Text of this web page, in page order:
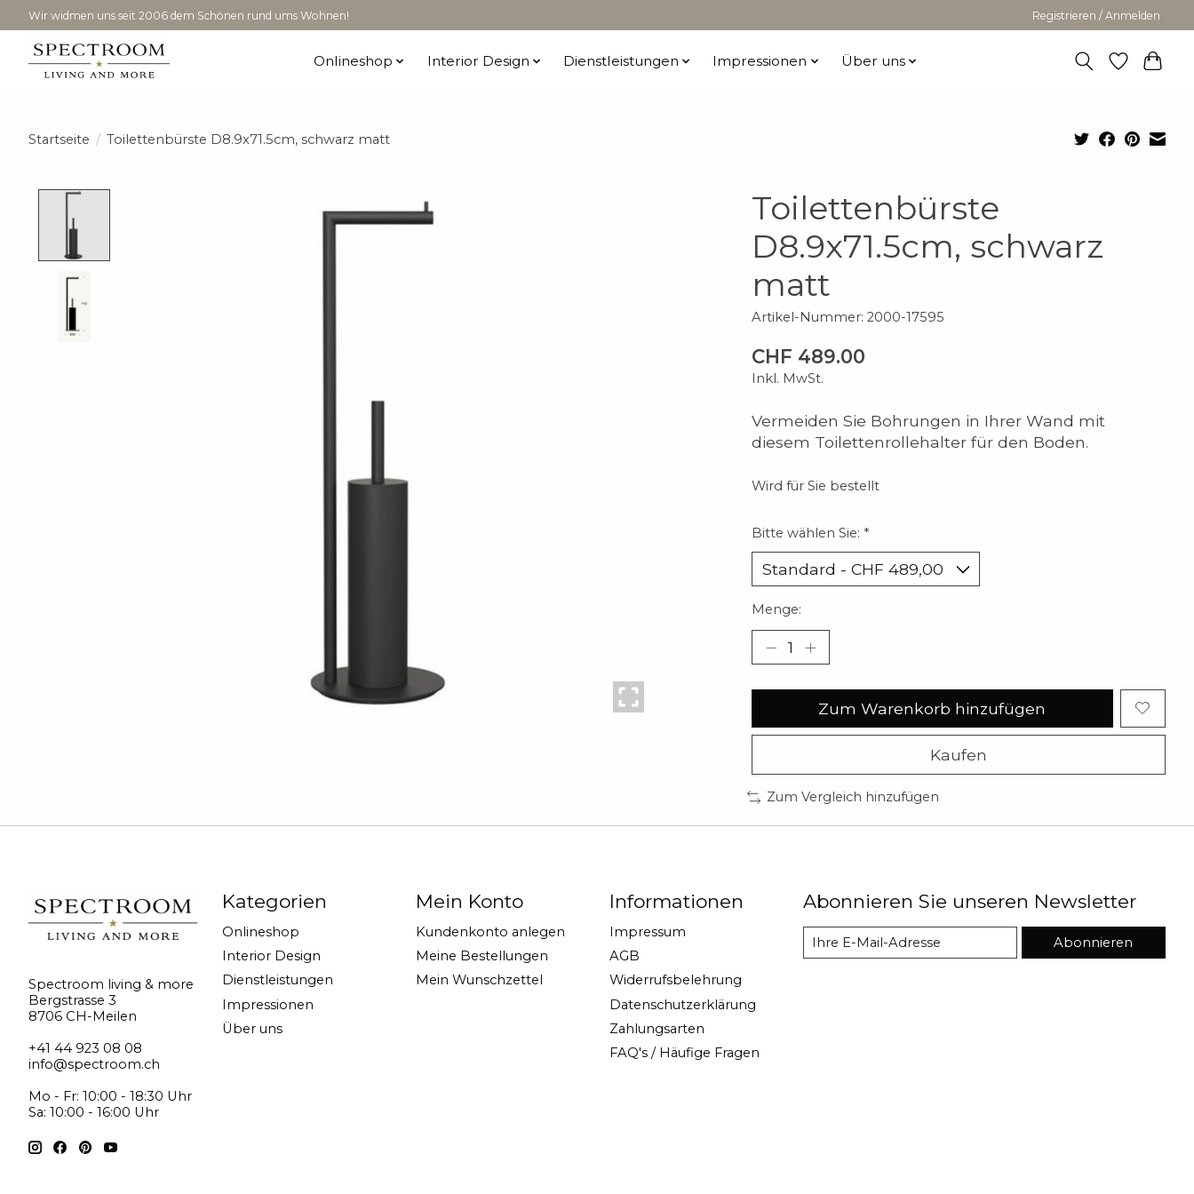
Wir widmen uns seit 2006 dem Schönen rund ums Wohnen! Registrieren / Anmelden
Onlineshop Interior Design Dienstleistungen Impressionen Über uns
Startseite / Toilettenbürste D8.9x71.5cm, schwarz matt
Toilettenbürste
D8.9x71.5cm, schwarz
matt
Artikel-Nummer: 2000-17595
CHF 489.00
Inkl. MwSt.
Vermeiden Sie Bohrungen in Ihrer Wand mit
diesem Toilettenrollehalter für den Boden.
Wird für Sie bestellt
Bitte wählen Sie: *
Menge:
Zum Warenkorb hinzufügen
Kaufen
Zum Vergleich hinzufügen
Spectroom living & more
Bergstrasse 3
8706 CH-Meilen
+41 44 923 08 08
info@spectroom.ch
Mo - Fr: 10:00 - 18:30 Uhr
Sa: 10:00 - 16:00 Uhr
Kategorien
Onlineshop
Interior Design
Dienstleistungen
Impressionen
Über uns
Mein Konto
Kundenkonto anlegen
Meine Bestellungen
Mein Wunschzettel
Informationen
Impressum
AGB
Widerrufsbelehrung
Datenschutzerklärung
Zahlungsarten
FAQ's / Häufige Fragen
Abonnieren Sie unseren Newsletter
Abonnieren